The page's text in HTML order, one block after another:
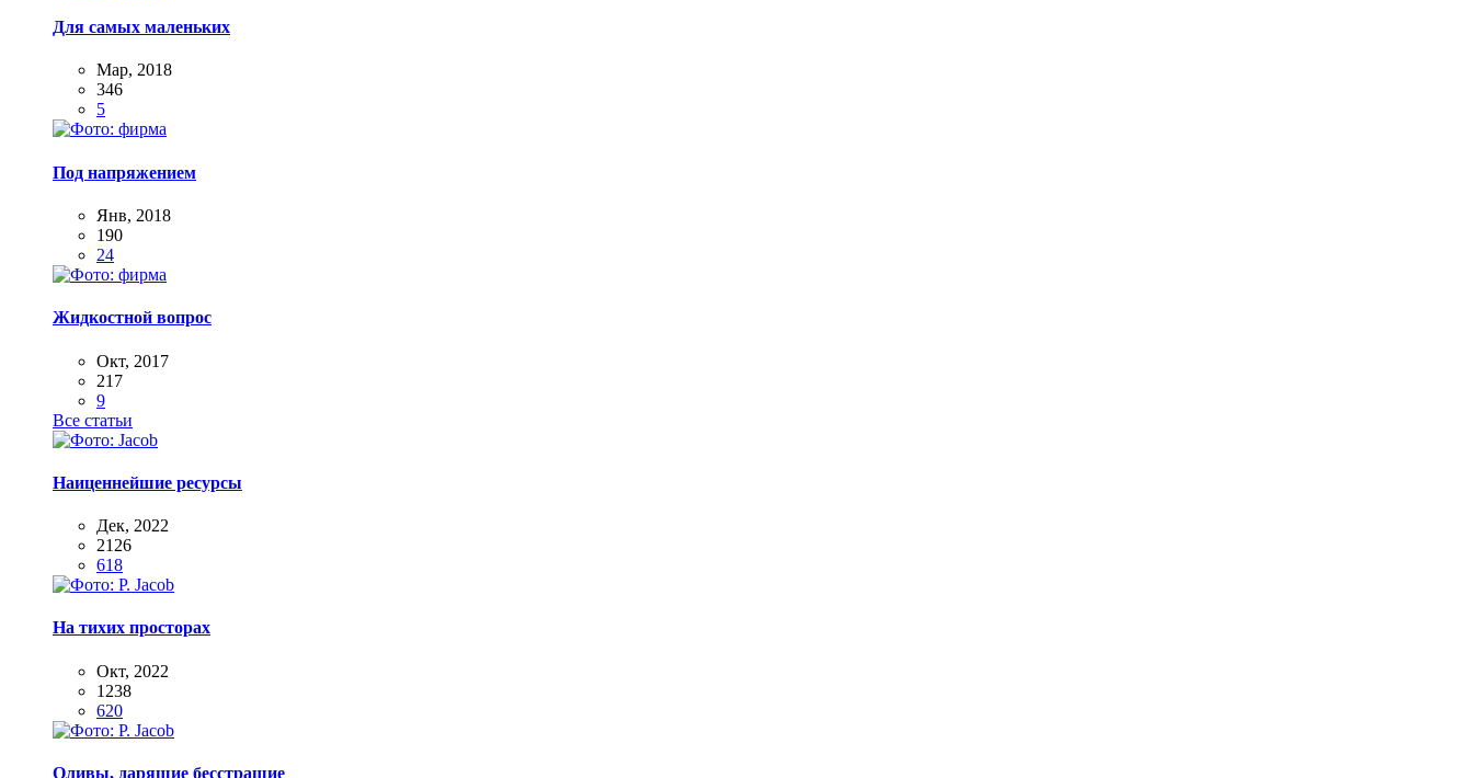
Для самых маленьких
Мар, 2018
346
5
Под напряжением
Янв, 2018
190
24
Жидкостной вопрос
Окт, 2017
217
9
Все статьи
Наиценнейшие ресурсы
Дек, 2022
2126
618
На тихих просторах
Окт, 2022
1238
620
Оливы, дарящие бесстрашие